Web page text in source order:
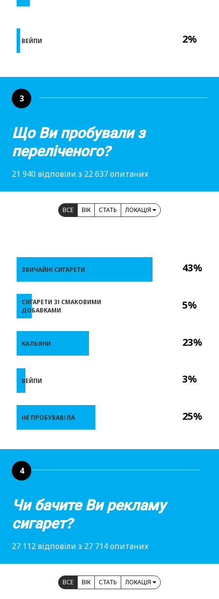
2%
ВЕЙПИ
3
Що Ви пробували з
переліченого?
21 940 відповіли з 22 637 опитаних
ВСЕ ВІК СТАТЬ ЛОКАЦІЯ
43%
5%
23%
3%
25%
ЗВИЧАЙНІ СИГАРЕТИ
СИГАРЕТИ ЗІ СМАКОВИМИ
ДОБАВКАМИ
КАЛЬЯНИ
ВЕЙПИ
НЕ ПРОБУВАВ/ЛА
4
Чи бачите Ви рекламу
сигарет?
27 112 відповіли з 27 714 опитаних
ВСЕ ВІК СТАТЬ ЛОКАЦІЯ